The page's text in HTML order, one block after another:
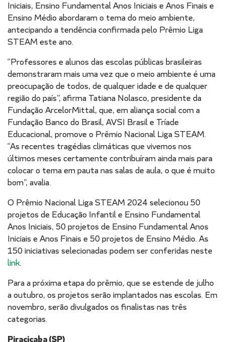
Iniciais, Ensino Fundamental Anos Iniciais e Anos Finais e
Ensino Médio abordaram o tema do meio ambiente,
antecipando a tendência confirmada pelo Prêmio Liga
STEAM este ano.
“Professores e alunos das escolas públicas brasileiras
demonstraram mais uma vez que o meio ambiente é uma
preocupação de todos, de qualquer idade e de qualquer
região do país”, afirma Tatiana Nolasco, presidente da
Fundação ArcelorMittal, que, em aliança social com a
Fundação Banco do Brasil, AVSI Brasil e Tríade
Educacional, promove o Prêmio Nacional Liga STEAM.
“As recentes tragédias climáticas que vivemos nos
últimos meses certamente contribuíram ainda mais para
colocar o tema em pauta nas salas de aula, o que é muito
bom”, avalia.
O Prêmio Nacional Liga STEAM 2024 selecionou 50
projetos de Educação Infantil e Ensino Fundamental
Anos Iniciais, 50 projetos de Ensino Fundamental Anos
Iniciais e Anos Finais e 50 projetos de Ensino Médio. As
150 iniciativas selecionadas podem ser conferidas neste
link.
Para a próxima etapa do prêmio, que se estende de julho
a outubro, os projetos serão implantados nas escolas. Em
novembro, serão divulgados os finalistas nas três
categorias.
Piracicaba (SP)